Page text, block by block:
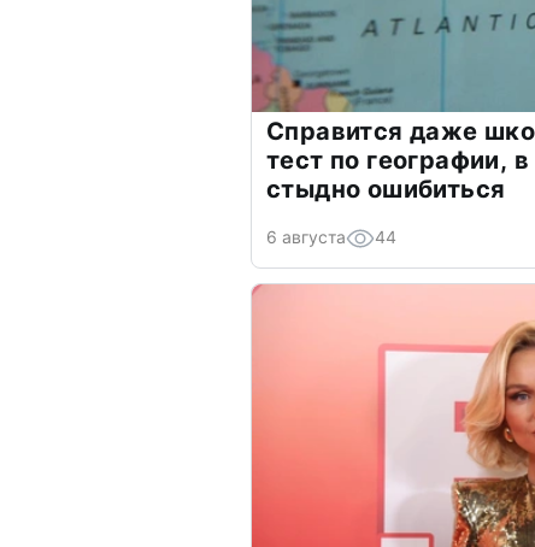
Справится даже
тест по географии,
стыдно ошибиться
6 августа 44